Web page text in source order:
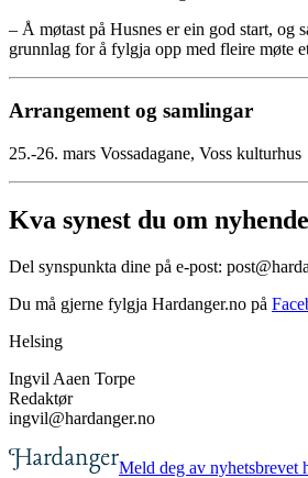
– Å møtast på Husnes er ein god start, og
grunnlag for å fylgja opp med fleire møte
Arrangement og samlingar
25.-26. mars Vossadagane, Voss kulturhus
Kva synest du om
Del synspunkta dine på e-post:
Du må gjerne fylgja Hardanger.no på
Helsing
Ingvil Aaen Torpe
Redaktør
ingvil@hardanger.no
Meld deg av nyhetsbrevet